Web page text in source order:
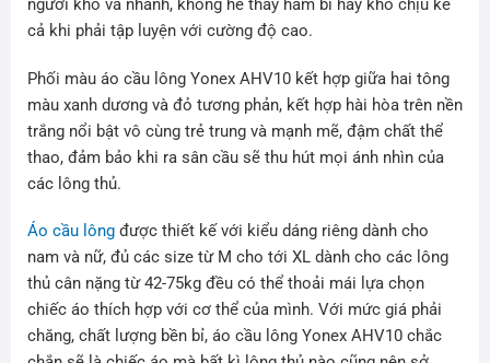
người khó và nhanh, không hề thấy hầm bí hay khó chịu kể
cả khi phải tập luyện với cường độ cao.
Phối màu áo cầu lông Yonex AHV10 kết hợp giữa hai tông
màu xanh dương và đỏ tương phản, kết hợp hài hòa trên nền
trắng nổi bật vô cùng trẻ trung và mạnh mẽ, đậm chất thể
thao, đảm bảo khi ra sân cầu sẽ thu hút mọi ánh nhìn của
các lông thủ.
Áo cầu lôngđược thiết kế với kiểu dáng riêng dành cho
nam và nữ, đủ các size từ M cho tới XL dành cho các lông
thủ cân nặng từ 42-75kg đều có thể thoải mái lựa chọn
chiếc áo thích hợp với cơ thể của mình. Với mức giá phải
chăng, chất lượng bền bỉ, áo cầu lông Yonex AHV10 chắc